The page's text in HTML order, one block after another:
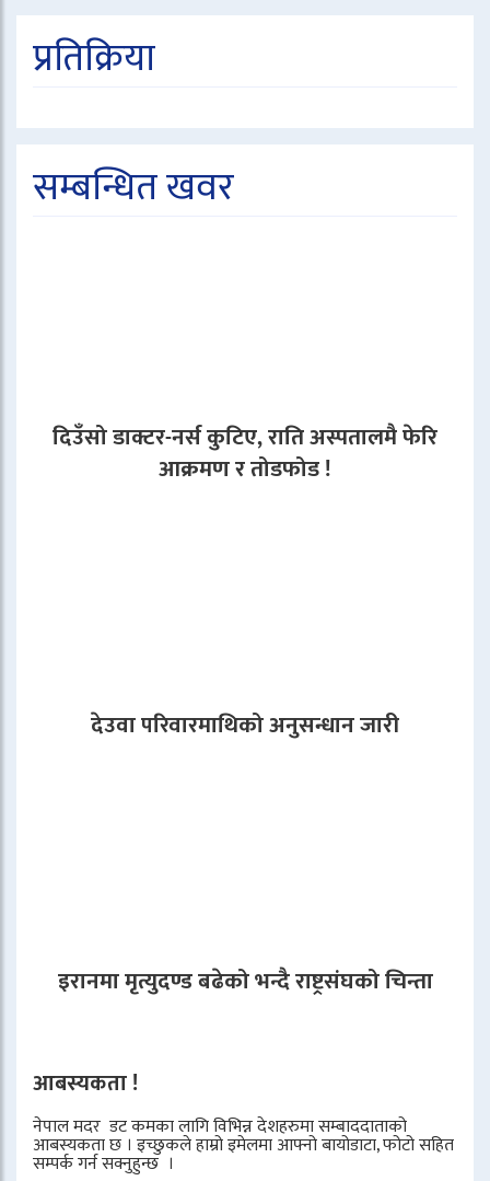
प्रतिक्रिया
सम्बन्धित खवर
दिउँसो डाक्टर-नर्स कुटिए, राति अस्पतालमै फेरि
आक्रमण र तोडफोड !
देउवा परिवारमाथिको अनुसन्धान जारी
इरानमा मृत्युदण्ड बढेको भन्दै राष्ट्रसंघको चिन्ता
आबस्यकता !
नेपाल मदर डट कमका लागि विभिन्न देशहरुमा सम्बाददाताको
आबस्यकता छ । इच्छुकले हाम्रो इमेलमा आफ्नो बायोडाटा, फोटो सहित
सम्पर्क गर्न सक्नुहुन्छ ।